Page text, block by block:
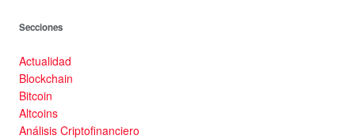
Secciones
Actualidad
Blockchain
Bitcoin
Altcoins
Análisis Criptofinanciero